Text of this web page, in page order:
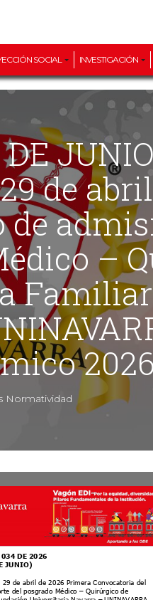
SOCIAL INVESTIGACIÓN
de
de
–
Normatividad